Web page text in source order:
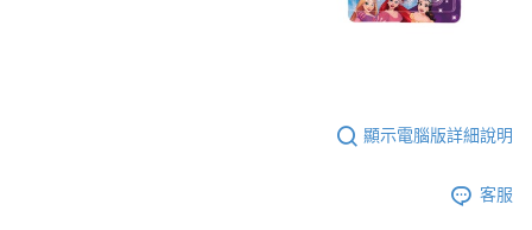
顯示電腦版詳細說明
客服